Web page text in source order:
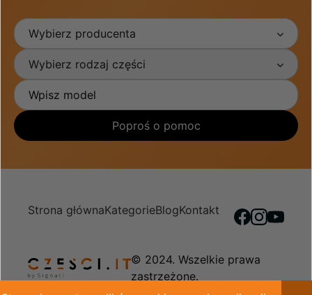
Wybierz producenta
Wybierz rodzaj części
Poproś o pomoc
Strona głównaKategorieBlogKontakt
© 2024. Wszelkie prawa
zastrzeżone.